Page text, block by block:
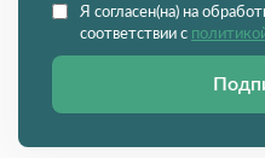
Я согласен(на) на
соответствии с